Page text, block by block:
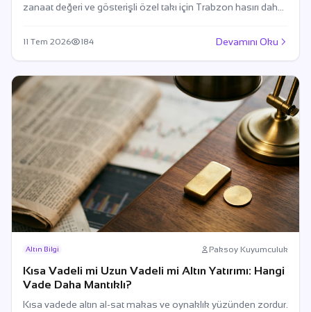
zanaat değeri ve gösterişli özel takı için Trabzon hasırı daha
11 Tem 2026 184 Devamını Oku
Altın Bilgi Paksoy Kuyumculuk
Kısa Vadeli mi Uzun Vadeli mi Altın Yatırımı: Hangi
Vade Daha Mantıklı?
Kısa vadede altın al-sat makas ve oynaklık yüzünden zordur.